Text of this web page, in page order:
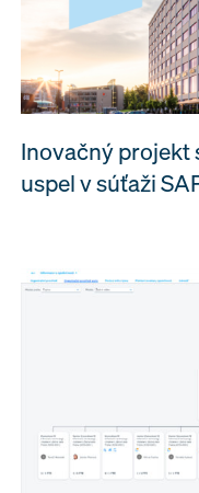
Inovačný projekt
uspel v súťaži